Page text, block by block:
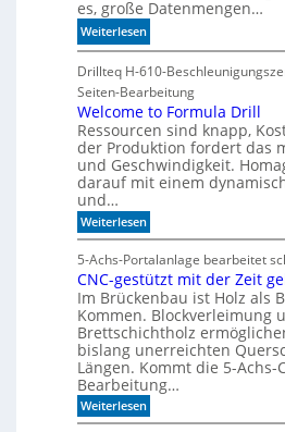
x
u
f
P
l
a
t
z
1
m
i
t
d
e
n
k
t
es, große Datenmengen…
Weiterlesen:
S
c
h
n
e
l
l
e
z
u
K
I
-
M
o
d
e
l
l
Drillteq H-610-
Seiten-Bearbeitung
Welcome to Formula Drill
Ressourcen sind knapp,
der Produktion fordert das
und Geschwindigkeit.
darauf mit einem
und…
Weiterlesen:
W
l
c
o
m
e
t
o
F
o
r
m
5-Achs-Portalanlage bearbeitet
CNC-gestützt mit der Zeit
Im Brückenbau ist Holz als
Kommen. Blockverleimung
Brettschichtholz
bislang unerreichten
Längen. Kommt die 5-Achs-
Bearbeitung…
Weiterlesen:
C